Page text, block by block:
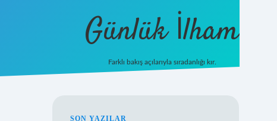
Günlük İlham
Farklı bakış açılarıyla sıradanlığı kır.
SON YAZILAR